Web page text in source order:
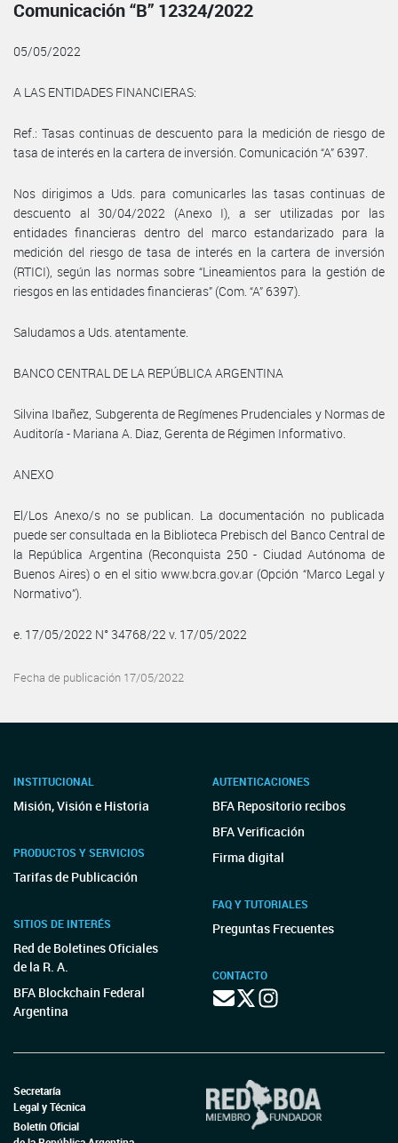
Comunicación “B” 12324/2022
05/05/2022
A LAS ENTIDADES FINANCIERAS:
Ref.: Tasas continuas de descuento para la medición de riesgo de
tasa de interés en la cartera de inversión. Comunicación “A” 6397.
Nos dirigimos a Uds. para comunicarles las tasas continuas de
descuento al 30/04/2022 (Anexo I), a ser utilizadas por las
entidades financieras dentro del marco estandarizado para la
medición del riesgo de tasa de interés en la cartera de inversión
(RTICI), según las normas sobre “Lineamientos para la gestión de
riesgos en las entidades financieras” (Com. “A” 6397).
Saludamos a Uds. atentamente.
BANCO CENTRAL DE LA REPÚBLICA ARGENTINA
Silvina Ibañez, Subgerenta de Regímenes Prudenciales y Normas de
Auditoría - Mariana A. Diaz, Gerenta de Régimen Informativo.
ANEXO
El/Los Anexo/s no se publican. La documentación no publicada
puede ser consultada en la Biblioteca Prebisch del Banco Central de
la República Argentina (Reconquista 250 - Ciudad Autónoma de
Buenos Aires) o en el sitio www.bcra.gov.ar (Opción “Marco Legal y
Normativo”).
e. 17/05/2022 N° 34768/22 v. 17/05/2022
Fecha de publicación 17/05/2022
INSTITUCIONAL
Misión, Visión e Historia
PRODUCTOS Y SERVICIOS
Tarifas de Publicación
SITIOS DE INTERÉS
Red de Boletines Oficiales
de la R. A.
BFA Blockchain Federal
Argentina
AUTENTICACIONES
BFA Repositorio recibos
BFA Verificación
Firma digital
FAQ Y TUTORIALES
Preguntas Frecuentes
CONTACTO
Secretaría
Legal y Técnica
Boletín Oficial